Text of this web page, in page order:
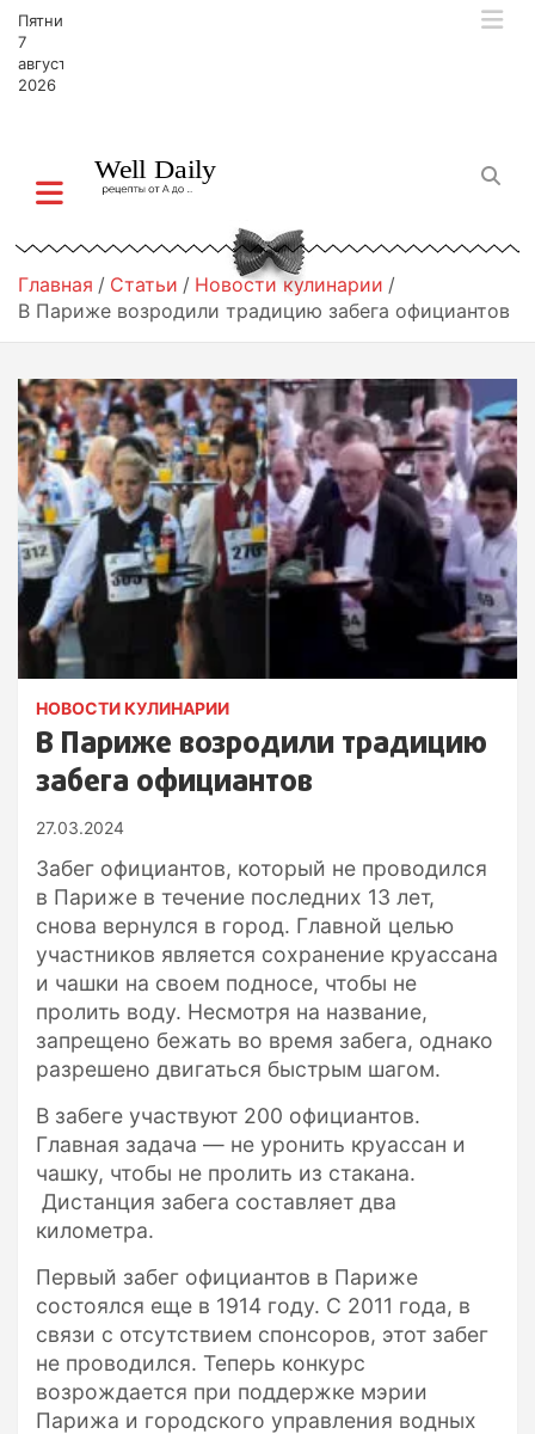
Пятница,
7
августа,
2026
Главная Статьи
Новости кулинарии
В Париже возродили традицию забега официантов
НОВОСТИ КУЛИНАРИИ
В Париже возродили традицию
забега официантов
27.03.2024
Забег официантов, который не проводился
в Париже в течение последних 13 лет,
снова вернулся в город. Главной целью
участников является сохранение круассана
и чашки на своем подносе, чтобы не
пролить воду. Несмотря на название,
запрещено бежать во время забега, однако
разрешено двигаться быстрым шагом.
В забеге участвуют 200 официантов.
Главная задача — не уронить круассан и
чашку, чтобы не пролить из стакана.
Дистанция забега составляет два
километра.
Первый забег официантов в Париже
состоялся еще в 1914 году. С 2011 года, в
связи с отсутствием спонсоров, этот забег
не проводился. Теперь конкурс
возрождается при поддержке мэрии
Парижа и городского управления водных